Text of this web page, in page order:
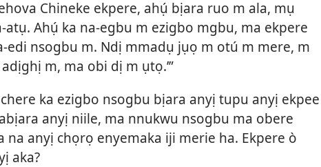
Chineke ekpere, ahụ́ bịara ruo m ala, mụ
atụ. Ahụ́ ka na-egbu m ezigbo mgbu, ma ekpere
edi nsogbu m. Ndị mmadụ jụọ m otú m mere, m
m, ma obi dị m ụtọ.’”
ka ezigbo nsogbu bịara anyị tupu anyị ekpee
anyị niile, ma nnukwu nsogbu ma obere
na anyị chọrọ enyemaka iji merie ha. Ekpere ò
aka?